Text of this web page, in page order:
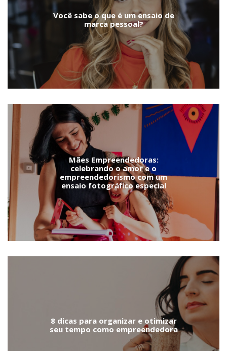
Você sabe o que é um ensaio de
marca pessoal?
Mães Empreendedoras:
celebrando o amor e o
empreendedorismo com um
ensaio fotográfico especial
8 dicas para organizar e otimizar
seu tempo como empreendedora